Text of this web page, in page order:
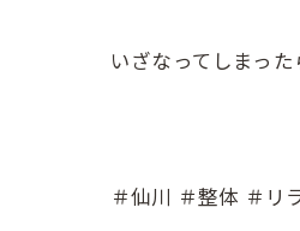
いざなってしまっ
＃仙川 ＃整体 ＃リ